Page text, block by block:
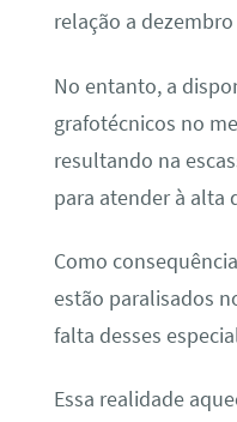
relação a dezembro
No entanto, a
grafotécnicos no
resultando na
para atender à alta
Como
estão paralisados
falta desses
Essa realidade